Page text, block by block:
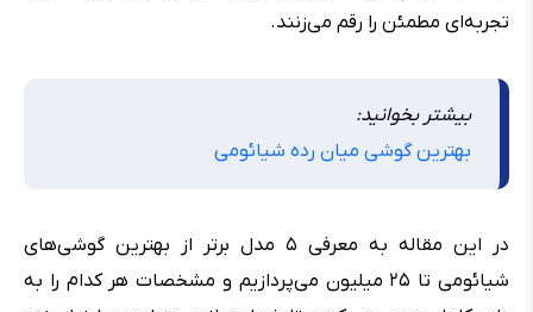
تجربه‌ای مطمئن را رقم می‌زنند.
بیشتر بخوانید:
بهترین گوشی میان رده شیائومی
در این مقاله به معرفی ۵ مدل برتر از بهترین گوشی‌های
شیائومی تا ۲۵ میلیون می‌پردازیم و مشخصات هر کدام را به